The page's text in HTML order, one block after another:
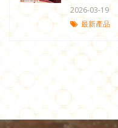
2026-03-19
最新產品